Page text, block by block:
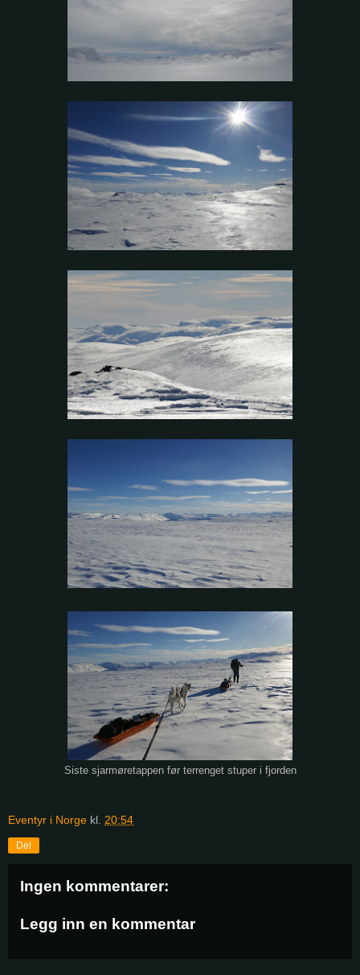
Siste sjarmøretappen før terrenget stuper i fjorden
Eventyr i Norge kl. 20:54
Del
Ingen kommentarer:
Legg inn en kommentar